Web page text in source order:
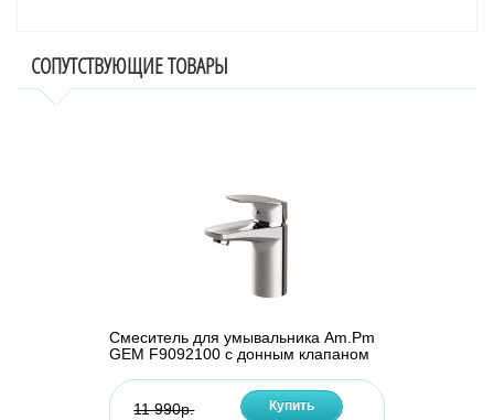
СОПУТСТВУЮЩИЕ ТОВАРЫ
Смеситель для умывальника Am.Pm
GEM F9092100 с донным клапаном
11 990р. Купить